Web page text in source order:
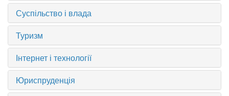
Суспільство і влада
Туризм
Інтернет і технології
Юриспруденція